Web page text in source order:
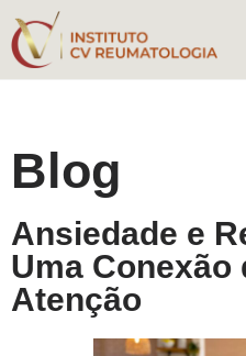
Blog
Ansiedade e
Uma Conexão
Atenção